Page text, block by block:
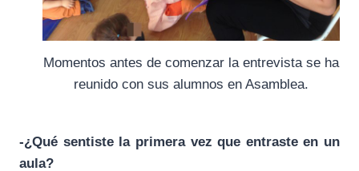
Momentos antes de comenzar la entrevista se ha
reunido con sus alumnos en Asamblea.
-¿Qué sentiste la primera vez que entraste en un
aula?